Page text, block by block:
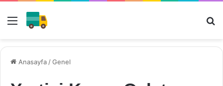
Menü
Anasayfa /Genel